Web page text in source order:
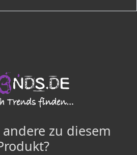
andere zu diesem